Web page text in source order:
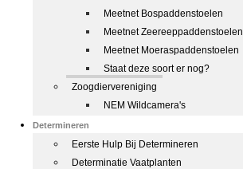
Meetnet Bospaddenstoelen
Meetnet Zeereeppaddenstoelen
Meetnet Moeraspaddenstoelen
Staat deze soort er nog?
Zoogdiervereniging
NEM Wildcamera's
Determineren
Eerste Hulp Bij Determineren
Determinatie Vaatplanten